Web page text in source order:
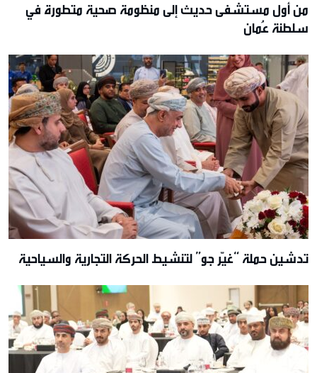
من أول مستشفى حديث إلى منظومة صحية متطورة في
سلطنة عُمان
تدشين حملة “غيّر جو” لتنشيط الحركة التجارية والسياحية